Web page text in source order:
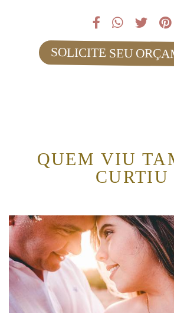
SOLICITE SEU
QUEM VIU
CURTIU